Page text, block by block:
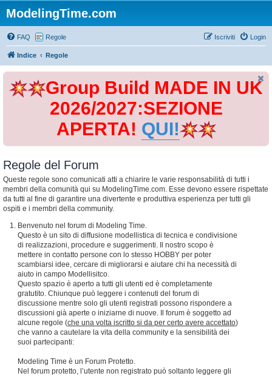
ModelingTime.com
FAQ Regole Login
Iscriviti
Indice Regole
Group Build MADE IN UK
2026/2027:SEZIONE
APERTA! QUI!
Regole del Forum
Queste regole sono comunicati atti a chiarire le varie responsabilità di tutti i
membri della comunità qui su ModelingTime.com. Esse devono essere rispettate
da tutti al fine di garantire una divertente e produttiva esperienza per tutti gli
ospiti e i membri della community.
Benvenuto nel forum di Modeling Time.
Questo è un sito di diffusione modellistica di tecnica e condivisione
di realizzazioni, procedure e suggerimenti. Il nostro scopo è
mettere in contatto persone con lo stesso HOBBY per poter
scambiarsi idee, cercare di migliorarsi e aiutare chi ha necessità di
aiuto in campo Modellisitco.
Questo spazio è aperto a tutti gli utenti ed è completamente
gratutito. Chiunque può leggere i contenuti del forum di
discussione mentre solo gli utenti registrati possono rispondere a
discussioni già aperte o iniziarne di nuove. Il forum è soggetto ad
alcune regole (che una volta iscritto si da per certo avere accettato)
che vanno a cautelare la vita della community e la sensibilità dei
suoi partecipanti:
Modeling Time è un Forum Protetto.
Nel forum protetto, l’utente non registrato può soltanto leggere gli